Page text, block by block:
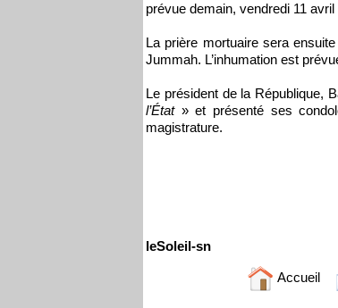
prévue demain, vendredi 11
La prière mortuaire sera
Jummah. L’inhumation est
Le président de la République,
l’État » et présenté ses
magistrature.
leSoleil-sn
Accueil